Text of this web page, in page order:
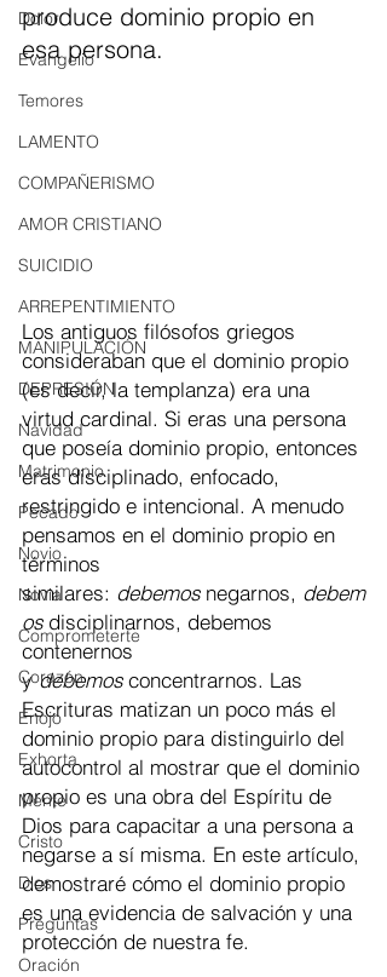
Dolor
Evangelio
Temores
LAMENTO
COMPAÑERISMO
AMOR CRISTIANO
SUICIDIO
ARREPENTIMIENTO
MANIPULACIÓN
DEPRESIÓN
Navidad
Matrimonio
Pecado
Novio
Novia
Comprometerte
Corazón
Enojo
Exhorta
Mente
Cristo
Dios
Preguntas
Oración
produce dominio propio en
esa persona.
Los antiguos filósofos griegos
consideraban que el dominio propio
(es decir, la templanza) era una
virtud cardinal. Si eras una persona
que poseía dominio propio, entonces
eras disciplinado, enfocado,
restringido e intencional. A menudo
pensamos en el dominio propio en
términos
similares: debemos negarnos, debem
os disciplinarnos, debemos
contenernos
y debemos concentrarnos. Las
Escrituras matizan un poco más el
dominio propio para distinguirlo del
autocontrol al mostrar que el dominio
propio es una obra del Espíritu de
Dios para capacitar a una persona a
negarse a sí misma. En este artículo,
demostraré cómo el dominio propio
es una evidencia de salvación y una
protección de nuestra fe.